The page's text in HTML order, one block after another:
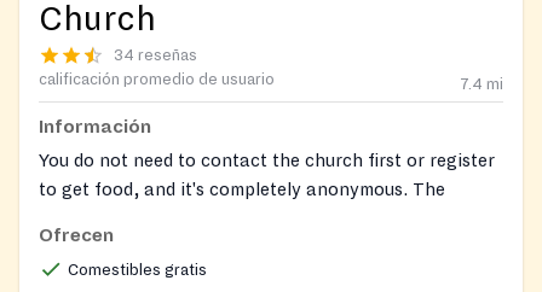
Church
34 reseñas
calificación promedio de usuario
7.4 mi
Información
You do not need to contact the church first or register
to get food, and it's completely anonymous. The
the church and are stocked daily 365 days per year.
Ofrecen
Comestibles gratis